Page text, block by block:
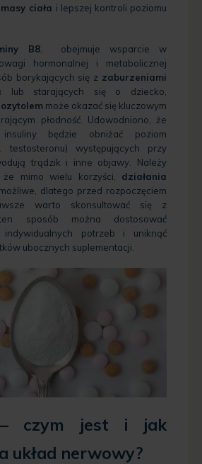
ciała i lepszej kontroli poziomu
B8, obejmuje wsparcie w
hormonalnej i metabolicznej
borykających się z zaburzeniami
lub starających się o dziecko,
może okazać się kluczowym
płodność. Udowodniono, że
będzie obniżać poziom
testosteronu) występujących przy
trądzik i inne objawy. Należy
że mimo wielu korzyści, działania
dlatego przed rozpoczęciem
warto skonsultować się z
sposób można dostosować
potrzeb i uniknąć
ubocznych suplementacji.
– czym jest i jak
układ nerwowy?